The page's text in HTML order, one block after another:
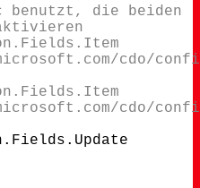
benutzt, die beiden
cdo/
cdo/
. Fields . Update